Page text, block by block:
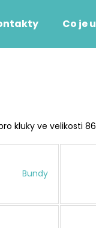
Co je
kluky ve velikosti
Bundy